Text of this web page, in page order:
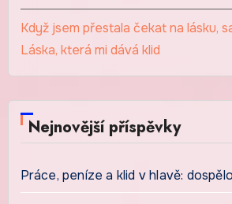
Když jsem přestala čekat na lásku,
Láska, která mi dává klid
Nejnovější příspěvky
Práce, peníze a klid v hlavě: